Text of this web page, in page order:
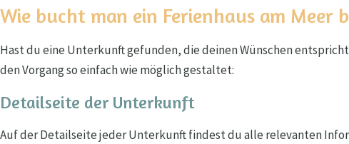
Wie bucht man ein Ferienhaus am Meer
Hast du eine Unterkunft gefunden, die deinen Wünschen
den Vorgang so einfach wie möglich gestaltet:
Detailseite der Unterkunft
Auf der Detailseite jeder Unterkunft findest du alle relevanten